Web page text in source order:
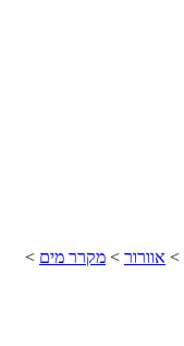
> אוורור > מקרר מים >